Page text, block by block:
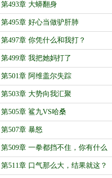
第493章 大蟒翻身
第495章 好心当做驴肝肺
第497章 你凭什么和我打？
第499章 我把她妈打了
第501章 阿维盖尔失踪
第503章 大势向我汇聚
第505章 鲨九VS哈桑
第507章 暴怒
第509章 一拳都挡不住，你有什么
资格和我谈
第511章 口气那么大，结果就这？